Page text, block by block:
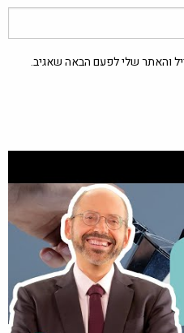
והאתר שלי לפעם הבאה שאגיב.